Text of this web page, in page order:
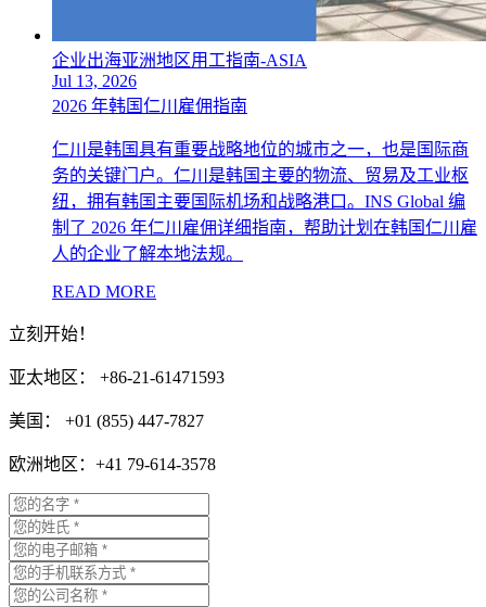
企业出海亚洲地区用工指南-ASIA
Jul 13, 2026
2026 年韩国仁川雇佣指南
仁川是韩国具有重要战略地位的城市之一，也是国际商
务的关键门户。仁川是韩国主要的物流、贸易及工业枢
纽，拥有韩国主要国际机场和战略港口。INS Global 编
制了 2026 年仁川雇佣详细指南，帮助计划在韩国仁川雇
人的企业了解本地法规。
READ MORE
立刻开始！
亚太地区： +86-21-61471593
美国： +01 (855) 447-7827
欧洲地区：+41 79-614-3578